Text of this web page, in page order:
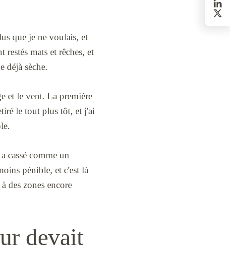
que je ne voulais, et
mats et rêches, et
déjà sèche.
et le vent. La première
le tout plus tôt, et j'ai
cassé comme un
pénible, et c'est là
des zones encore
devait